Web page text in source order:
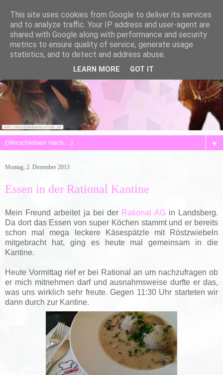
▼
Montag, 2. Dezember 2013
Essen in der Rational Kantine
Mein Freund arbeitet ja bei der Rational AGin Landsberg.
Da dort das Essen von super Köchen stammt und er bereits
schon mal mega leckere Käsespätzle mit Röstzwiebeln
mitgebracht hat, ging es heute mal gemeinsam in die
Kantine.
Heute Vormittag rief er bei Rational an um nachzufragen ob
er mich mitnehmen darf und ausnahmsweise durfte er das,
was uns wirklich sehr freute. Gegen 11:30 Uhr starteten wir
dann durch zur Kantine.
This site uses cookies from Google to deliver its services
and to analyze traffic. Your IP address and user-agent are
shared with Google along with performance and security
metrics to ensure quality of service, generate usage
statistics, and to detect and address abuse.
LEARN MORE GOT IT